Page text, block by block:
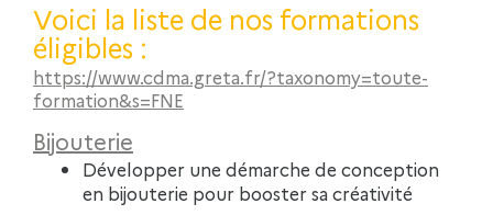
Voici la liste de nos formations
éligibles :
https://www.cdma.greta.fr/?taxonomy=toute-
formation&s=FNE
Bijouterie
Développer une démarche de conception
en bijouterie pour booster sa créativité